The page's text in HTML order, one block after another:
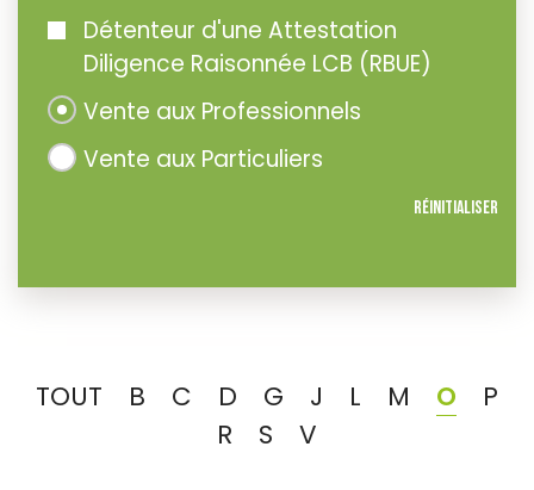
Détenteur d'une Attestation
Diligence Raisonnée LCB (RBUE)
Vente aux Professionnels
Vente aux Particuliers
Réinitialiser
TOUT B C D G J L M O
P
R
S V